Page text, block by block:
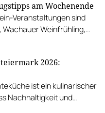
am Wochenende
Veranstaltungen sind
Wachauer Weinfrühling,
2026:
ist ein kulinarischer
Nachhaltigkeit und